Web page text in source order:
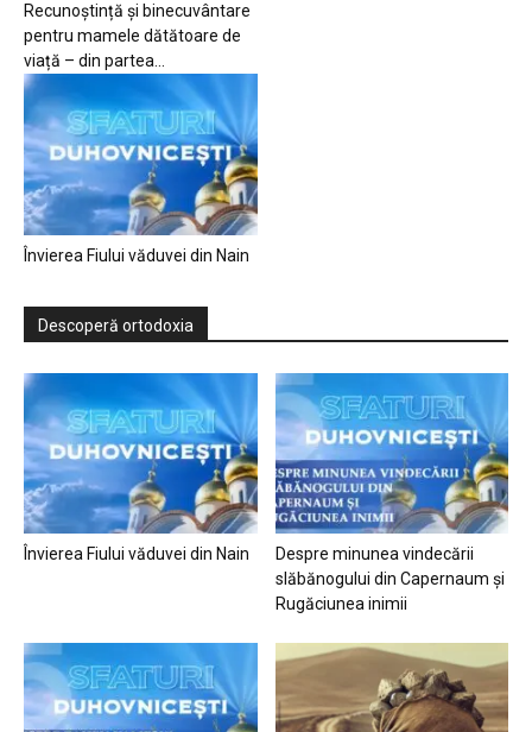
Recunoștință și binecuvântare
pentru mamele dătătoare de
viață – din partea...
Învierea Fiului văduvei din Nain
Descoperă ortodoxia
Învierea Fiului văduvei din Nain
Despre minunea vindecării
slăbănogului din Capernaum și
Rugăciunea inimii